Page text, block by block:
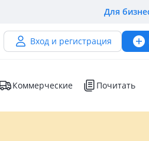
Для
Вход и регистрация
Коммерческие Почитать